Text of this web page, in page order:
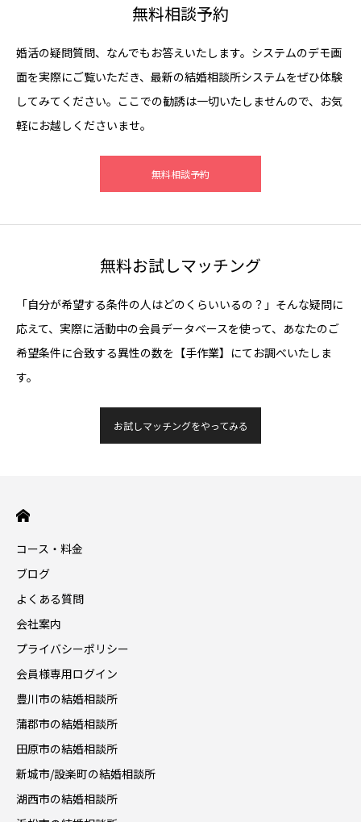
無料相談予約
婚活の疑問質問、なんでもお答えいたします。システムのデモ画
面を実際にご覧いただき、最新の結婚相談所システムをぜひ体験
してみてください。ここでの勧誘は一切いたしませんので、お気
軽にお越しくださいませ。
無料相談予約
無料お試しマッチング
「自分が希望する条件の人はどのくらいいるの？」そんな疑問に
応えて、実際に活動中の会員データベースを使って、あなたのご
希望条件に合致する異性の数を【手作業】にてお調べいたしま
す。
お試しマッチングをやってみる
コース・料金
ブログ
よくある質問
会社案内
プライバシーポリシー
会員様専用ログイン
豊川市の結婚相談所
蒲郡市の結婚相談所
田原市の結婚相談所
新城市/設楽町の結婚相談所
湖西市の結婚相談所